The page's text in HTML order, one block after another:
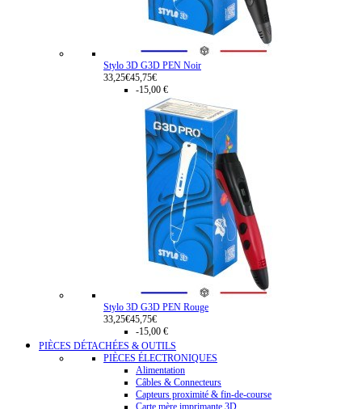
Stylo 3D G3D PEN Noir
33,25€45,75€
-15,00 €
Stylo 3D G3D PEN Rouge
33,25€45,75€
-15,00 €
PIÈCES DÉTACHÉES & OUTILS
PIÈCES ÉLECTRONIQUES
Alimentation
Câbles & Connecteurs
Capteurs proximité & fin-de-course
Carte mère imprimante 3D